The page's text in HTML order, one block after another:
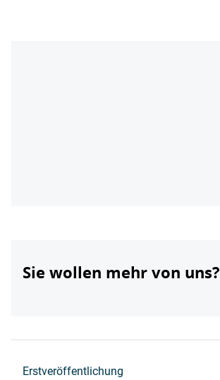
Sie wollen mehr von uns?
Erstveröffentlichung